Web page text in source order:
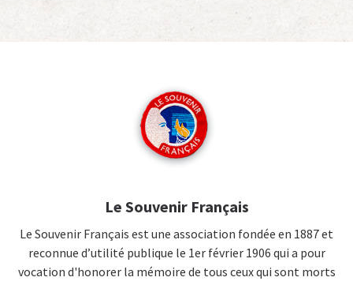
Le Souvenir Français
Le Souvenir Français est une association fondée en 1887 et
reconnue d’utilité publique le 1er février 1906 qui a pour
vocation d'honorer la mémoire de tous ceux qui sont morts